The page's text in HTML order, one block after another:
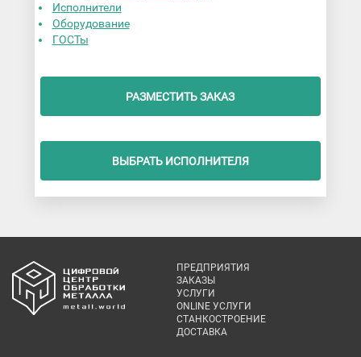
Исполнители
Оборудование
ГОСТы
РАЗМЕСТИТЬ ЗАКАЗ
ВЫБРАТЬ ИСПОЛНИТЕЛЯ
ПРЕДПРИЯТИЯ
ЗАКАЗЫ
УСЛУГИ
ONLINE УСЛУГИ
СТАНКОСТРОЕНИЕ
ДОСТАВКА